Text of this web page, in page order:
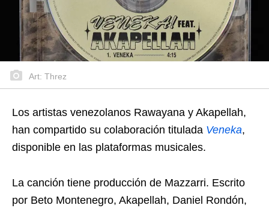
Art: Threz
Los artistas venezolanos Rawayana y Akapellah,
han compartido su colaboración titulada Veneka,
disponible en las plataformas musicales.
La canción tiene producción de Mazzarri. Escrito
por Beto Montenegro, Akapellah, Daniel Rondón,